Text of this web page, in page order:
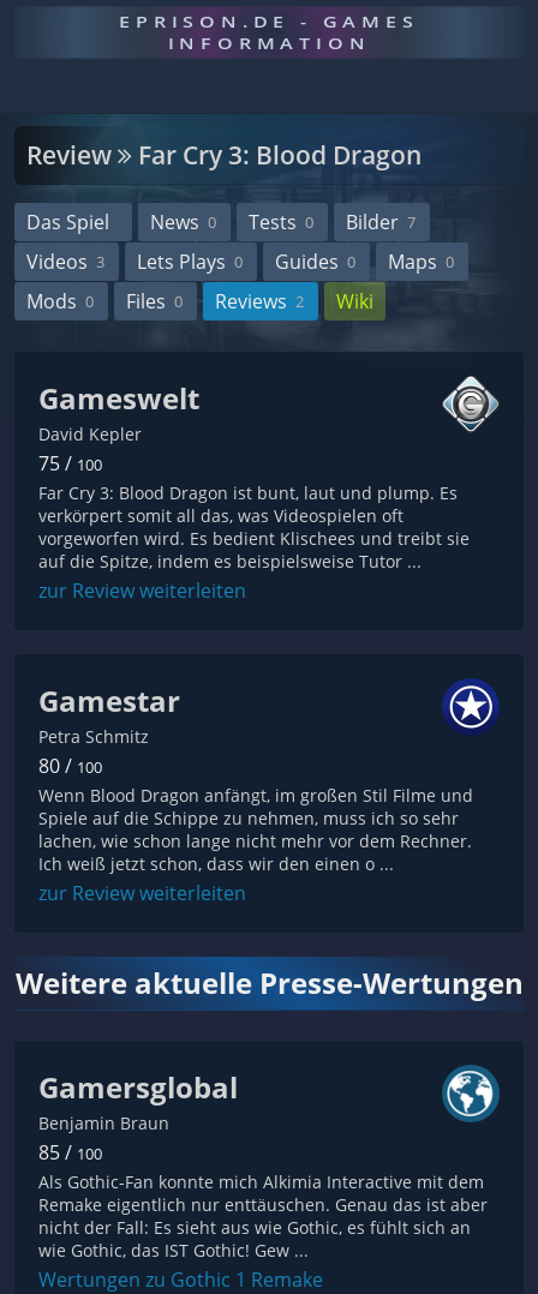
EPRISON.DE - GAMES
INFORMATION
Review Far Cry 3: Blood Dragon
Das Spiel News 0 Tests 0 Bilder 7
Videos 3 Lets Plays 0 Guides 0 Maps 0
Mods 0 Files 0 Reviews 2 Wiki
Gameswelt
David Kepler
75 / 100
Far Cry 3: Blood Dragon ist bunt, laut und plump. Es
verkörpert somit all das, was Videospielen oft
vorgeworfen wird. Es bedient Klischees und treibt sie
auf die Spitze, indem es beispielsweise Tutor ...
zur Review weiterleiten
Gamestar
Petra Schmitz
80 / 100
Wenn Blood Dragon anfängt, im großen Stil Filme und
Spiele auf die Schippe zu nehmen, muss ich so sehr
lachen, wie schon lange nicht mehr vor dem Rechner.
Ich weiß jetzt schon, dass wir den einen o ...
zur Review weiterleiten
Weitere aktuelle Presse-Wertungen
Gamersglobal
Benjamin Braun
85 / 100
Als Gothic-Fan konnte mich Alkimia Interactive mit dem
Remake eigentlich nur enttäuschen. Genau das ist aber
nicht der Fall: Es sieht aus wie Gothic, es fühlt sich an
wie Gothic, das IST Gothic! Gew ...
Wertungen zu Gothic 1 Remake